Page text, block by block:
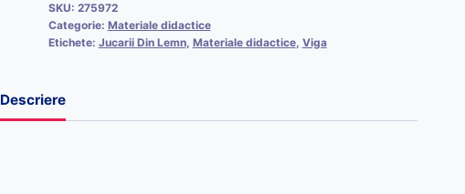
SKU: 275972
Categorie: Materiale didactice
Etichete: Jucarii Din Lemn, Materiale didactice, Viga
Descriere